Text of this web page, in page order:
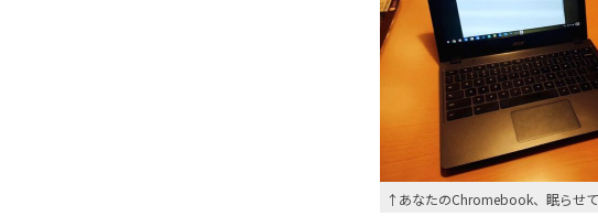
↑あなたのChromebook、眠らせ